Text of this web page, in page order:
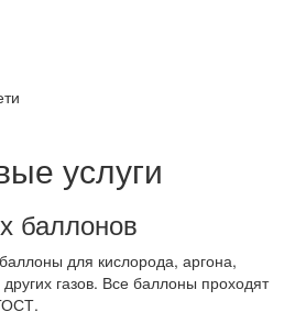
услуги
баллонов
для кислорода, аргона,
газов. Все баллоны проходят